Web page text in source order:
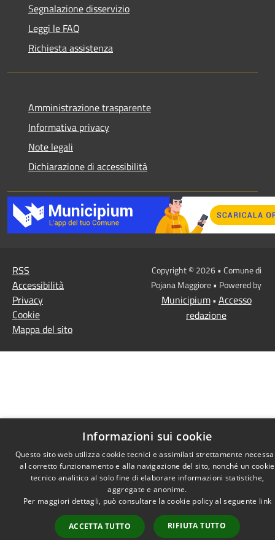
Segnalazione disservizio
Leggi le FAQ
Richiesta assistenza
Amministrazione trasparente
Informativa privacy
Note legali
Dichiarazione di accessibilità
RSS
Accessibilità
Privacy
Cookie
Mappa del sito
Copyright © 2026 • Comune di
Pojana Maggiore • Powered by
Municipium• Accesso
redazione
Informazioni sui cookie
Questo sito web utilizza cookie tecnici e assimilati strettamente
al corretto funzionamento e alla navigazione del sito, nonché un cookie
tecnico analitico al solo fine di elaborare informazioni statistiche,
aggregate e anonime.
Per maggiori dettagli, può consultare la cookie policy al seguente link
ACCETTA TUTTO RIFIUTA TUTTO